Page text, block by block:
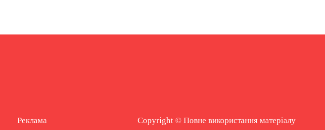
Реклама Copyright © Повне використання матеріалу